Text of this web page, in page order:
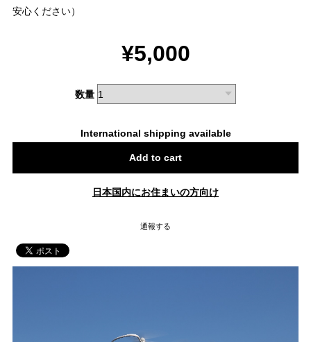
安心ください）
¥5,000
数量
International shipping available
Add to cart
日本国内にお住まいの方向け
通報する